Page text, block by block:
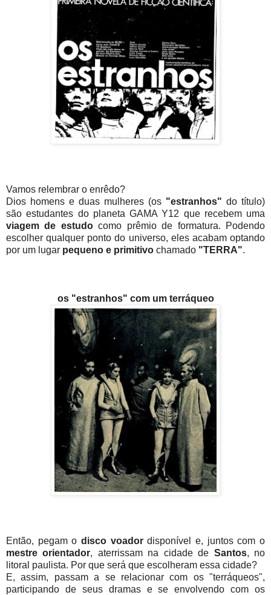
Vamos relembrar o enrêdo?
Dios homens e duas mulheres (os "estranhos" do título)
são estudantes do planeta GAMA Y12 que recebem uma
viagem de estudocomo prêmio de formatura. Podendo
escolher qualquer ponto do universo, eles acabam optando
por um lugar pequeno e primitivo chamado "TERRA".
os "estranhos" com um terráqueo
Então, pegam o disco voadordisponível e, juntos com o
mestre orientador, aterrissam na cidade de Santos, no
litoral paulista. Por que será que escolheram essa cidade?
E, assim, passam a se relacionar com os "terráqueos",
participando de seus dramas e se envolvendo com os